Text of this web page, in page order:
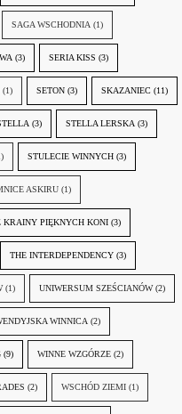
SAGA WSCHODNIA (1)
(3) SERIA KISS (3)
(1) SETON (3) SKAZANIEC (11)
(3) STELLA LERSKA (3)
STULECIE WINNYCH (3)
ASKIRU (1)
KRAINY PIĘKNYCH KONI (3)
THE INTERDEPENDENCY (3)
(1) UNIWERSUM SZEŚCIANÓW (2)
WINNICA (2)
(9) WINNE WZGÓRZE (2)
(2) WSCHÓD ZIEMI (1)